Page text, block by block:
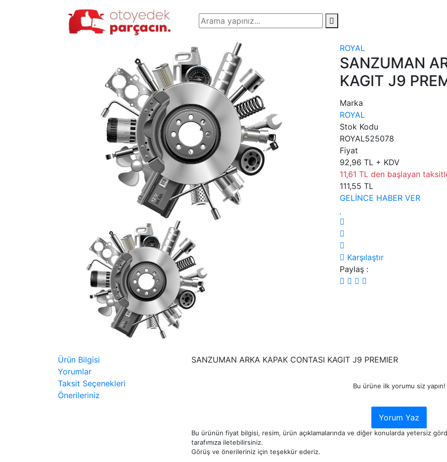
ROYAL
SANZUMAN
KAGIT J9
Marka
ROYAL
Stok Kodu
ROYAL525078
Fiyat
92,96 TL + KDV
11,61 TL den başlayan
111,55 TL
GELİNCE HABER VER
Karşılaştır
Paylaş :
Ürün Bilgisi
Yorumlar
Taksit Seçenekleri
Önerileriniz
SANZUMAN ARKA KAPAK CONTASI KAGIT J9 PREMIER
Bu ürüne ilk yorumu siz yapın!
Yorum Yaz
Bu ürünün fiyat bilgisi, resim, ürün açıklamalarında ve diğer konularda yetersiz
tarafımıza iletebilirsiniz.
Görüş ve önerileriniz için teşekkür ederiz.